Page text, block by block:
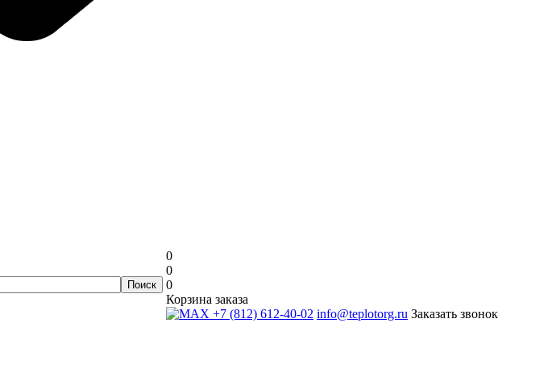
0
0
0
Корзина заказа
+7 (812) 612-40-02 info@teplotorg.ru Заказать звонок